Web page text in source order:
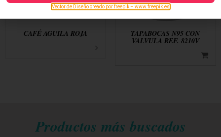
CAFÉ AGUILA ROJA TAPABOCAS N95 CON
VALVULA REF. 8210V
Productos más buscados
Vector de Diseño creado por freepik – www.freepik.es